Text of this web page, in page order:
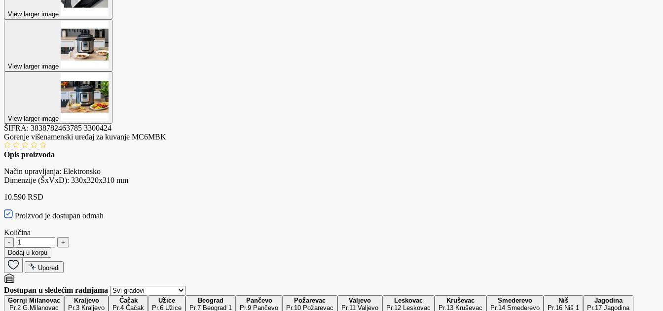
View larger image
View larger image
View larger image
ŠIFRA: 3838782463785 3300424
Gorenje višenamenski uređaj za kuvanje MC6MBK
Opis proizvoda
Način upravljanja: Elektronsko
Dimenzije (ŠxVxD): 330x320x310 mm
10.590 RSD
Proizvod je dostupan odmah
Količina
-
+
Dodaj u korpu
Uporedi
Dostupan u sledećim radnjama
Gornji Milanovac
Pr.2 G.Milanovac
Kraljevo
Pr.3 Kraljevo
Čačak
Pr.4 Čačak
Užice
Pr.6 Užice
Beograd
Pr.7 Beograd 1
Pančevo
Pr.9 Pančevo
Požarevac
Pr.10 Požarevac
Valjevo
Pr.11 Valjevo
Leskovac
Pr.12 Leskovac
Kruševac
Pr.13 Kruševac
Smederevo
Pr.14 Smederevo
Niš
Pr.16 Niš 1
Jagodina
Pr.17 Jagodina